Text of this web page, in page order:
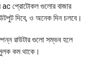
প্রোটোকল গুলোর বাজার
দিবে, ও অনেক দিন চলবে।
রাউটার গুলো সম্ভব হলে
কম থাকে।